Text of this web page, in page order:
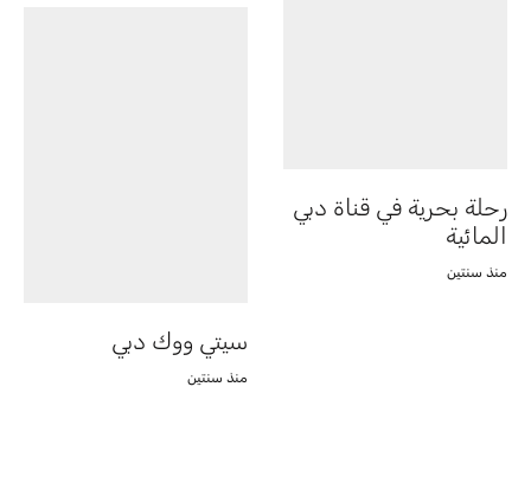
رحلة بحرية في قناة دبي
المائية
منذ سنتين
سيتي ووك دبي
منذ سنتين